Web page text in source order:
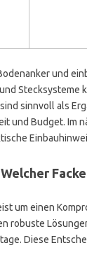
und
Stecksysteme
sinnvoll als
und Budget. Im
um einen
robuste
Diese